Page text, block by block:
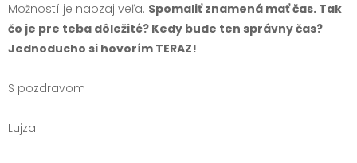
Možností je naozaj veľa. Spomaliť znamená mať čas. Tak
čo je pre teba dôležité? Kedy bude ten správny čas?
Jednoducho si hovorím TERAZ!
S pozdravom
Lujza